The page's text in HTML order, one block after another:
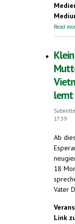
Read
lernt
17:39
Ab
18
Vater
Link